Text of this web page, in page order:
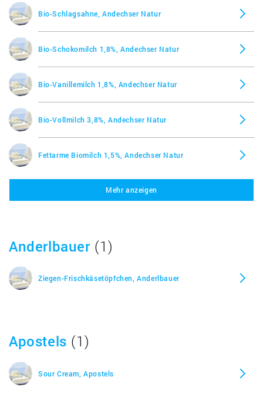
Bio-Schlagsahne, Andechser Natur
Bio-Schokomilch 1,8%, Andechser Natur
Bio-Vanillemilch 1,8%, Andechser Natur
Bio-Vollmilch 3,8%, Andechser Natur
Fettarme Biomilch 1,5%, Andechser Natur
Fettarme Biomilch, längerfrisch 1,5%, Andechser
Haltbare Bio-Ziegen-Schoko-Milch 3,3%, Andechser
Mehr anzeigen
Anderlbauer (1)
Ziegen-Frischkäsetöpfchen, Anderlbauer
Apostels (1)
Sour Cream, Apostels